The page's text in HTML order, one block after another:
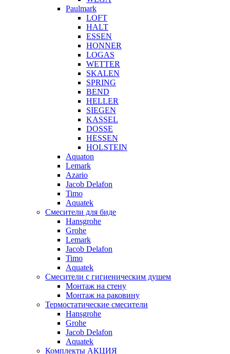
Paulmark
LOFT
HALT
ESSEN
HONNER
LOGAS
WETTER
SKALEN
SPRING
BEND
HELLER
SIEGEN
KASSEL
DOSSE
HESSEN
HOLSTEIN
Aquaton
Lemark
Azario
Jacob Delafon
Timo
Aquatek
Смесители для биде
Hansgrohe
Grohe
Lemark
Jacob Delafon
Timo
Aquatek
Смесители с гигиеническим душем
Монтаж на стену
Монтаж на раковину
Термостатические смесители
Hansgrohe
Grohe
Jacob Delafon
Aquatek
Комплекты АКЦИЯ